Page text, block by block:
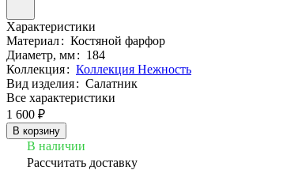
Характеристики
Материал: Костяной фарфор
Диаметр, мм: 184
Коллекция: Коллекция Нежность
Вид изделия: Салатник
Все характеристики
1 600 ₽
В корзину
В наличии
Рассчитать доставку